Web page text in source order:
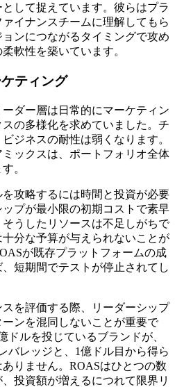
して捉えています。彼らはプラ
イナンスチームに理解してもら
ンにつながるタイミングで攻め
軟性を築いています。
ティング
ダー層は日常的にマーケティン
の多様化を求めていました。チ
ジネスの耐性は弱くなります。
ックスは、ポートフォリオ全体
。
攻略するには時間と投資が必要
プが最小限の初期コストで素早
うしたリソースは不足しがちで
分な予算が与えられないことが
が既存プラットフォームの成
短期間でテストが停止されてし
を評価する際、リーダーシップ
ンを混同しないことが重要で
ドルを投じているブランドが、
バレッジと、1億ドル目から得ら
りません。ROASはひとつの数
投資額が増えるにつれて限界リ